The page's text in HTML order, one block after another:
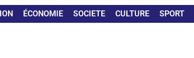
ÉCONOMIE SOCIETE CULTURE SPORT